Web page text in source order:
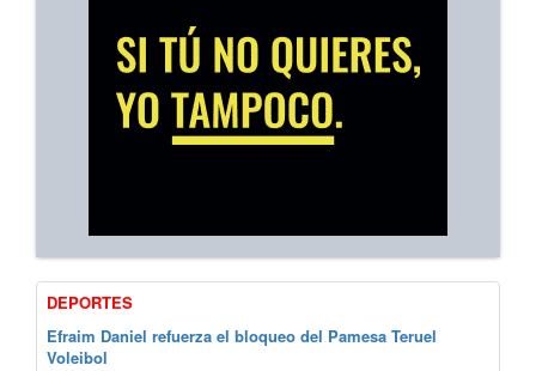
DEPORTES
Efraim Daniel refuerza el bloqueo del Pamesa Teruel
Voleibol